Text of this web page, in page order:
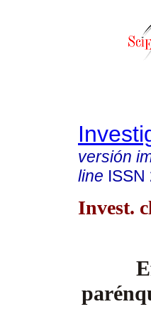
versión
line ISSN
Invest.